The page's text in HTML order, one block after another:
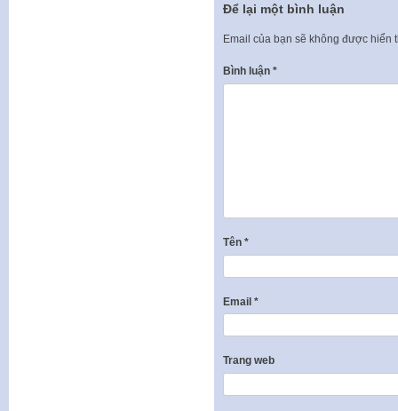
Để lại một bình luận
Email của bạn sẽ không được hiển
Bình luận *
Tên *
Email *
Trang web